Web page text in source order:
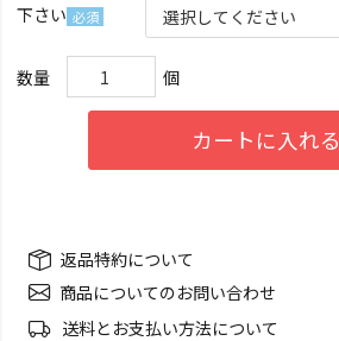
下さい
カートに入れる
返品特約について
商品についてのお問い合わせ
送料とお支払い方法について